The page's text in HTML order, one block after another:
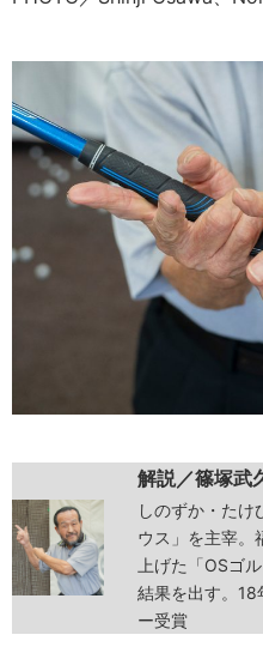
解説／篠塚武
しのずか・たけ
ウス」を主宰。
上げた「OSゴ
結果を出す。18
ー受賞